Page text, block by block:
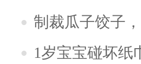
制裁瓜子饺子
1岁宝宝碰坏纸